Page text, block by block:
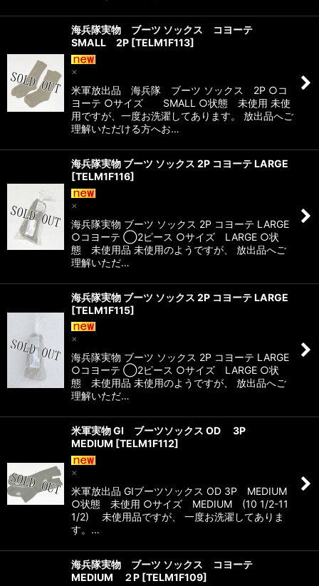
海兵隊実物 ブーツ ソックス コヨーテ
SMALL 2P [TELM1F113]
×
米軍放出品 海兵隊 ブーツ ソックス 2P ○コ
ヨーテ ○サイズ SMALL ○状態 未使用 未使
用ですが、一度お洗濯してあります。 放出品へご
理解いただける方へお…
海兵隊実物 ブーツ ソックス 2P コヨーテ LARGE
[TELM1F116]
×
海兵隊実物 ブーツ ソックス 2P コヨーテ LARGE
○コヨーテ ◯2ピース ○サイズ LARGE ○状
態 未使用品 未使用のようですが、 放出品へご
理解いただ…
海兵隊実物 ブーツ ソックス 2P コヨーテ LARGE
[TELM1F115]
×
海兵隊実物 ブーツ ソックス 2P コヨーテ LARGE
○コヨーテ ◯2ピース ○サイズ LARGE ○状
態 未使用品 未使用のようですが、 放出品へご
理解いただ…
米軍実物 GI ブーツソックス OD 3P
MEDIUM [TELM1F112]
×
米軍放出品 GIブーツソックス OD 3P MEDIUM
○状態 未使用 ○サイズ MEDIUM (10 1/2-11
1/2) 未使用品ですが、 一度お洗濯してありま
す。…
海兵隊実物 ブーツ ソックス コヨーテ
MEDIUM ２P [TELM1F109]